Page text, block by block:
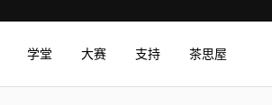
学堂 大赛 支持 茶思屋